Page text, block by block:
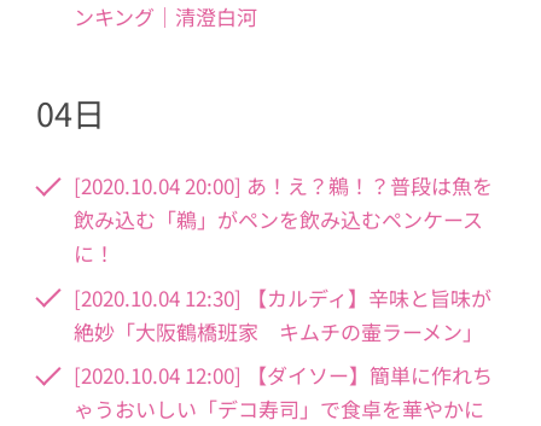
ンキング｜清澄白河
04日
[2020.10.04 20:00] あ！え？鵜！？普段は魚を
飲み込む「鵜」がペンを飲み込むペンケース
に！
[2020.10.04 12:30] 【カルディ】辛味と旨味が
絶妙「大阪鶴橋班家 キムチの壷ラーメン」
[2020.10.04 12:00] 【ダイソー】簡単に作れち
ゃうおいしい「デコ寿司」で食卓を華やかに